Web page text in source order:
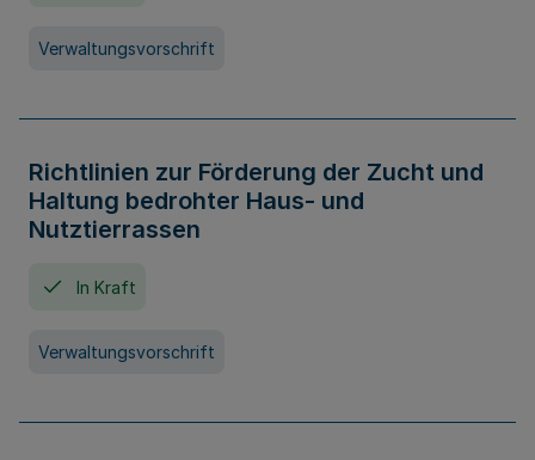
Verwaltungsvorschrift
Richtlinien zur Förderung der Zucht und
Haltung bedrohter Haus- und
Nutztierrassen
In Kraft
Verwaltungsvorschrift